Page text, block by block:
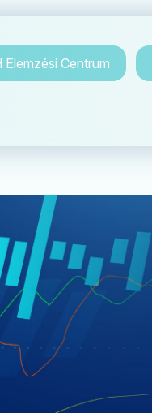
Elemzési Centrum